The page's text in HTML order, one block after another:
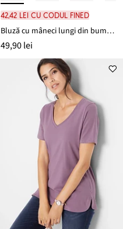
42,42 lei cu codul FINED
Bluză cu mâneci lungi din bumbac organic 100%
49,90 lei